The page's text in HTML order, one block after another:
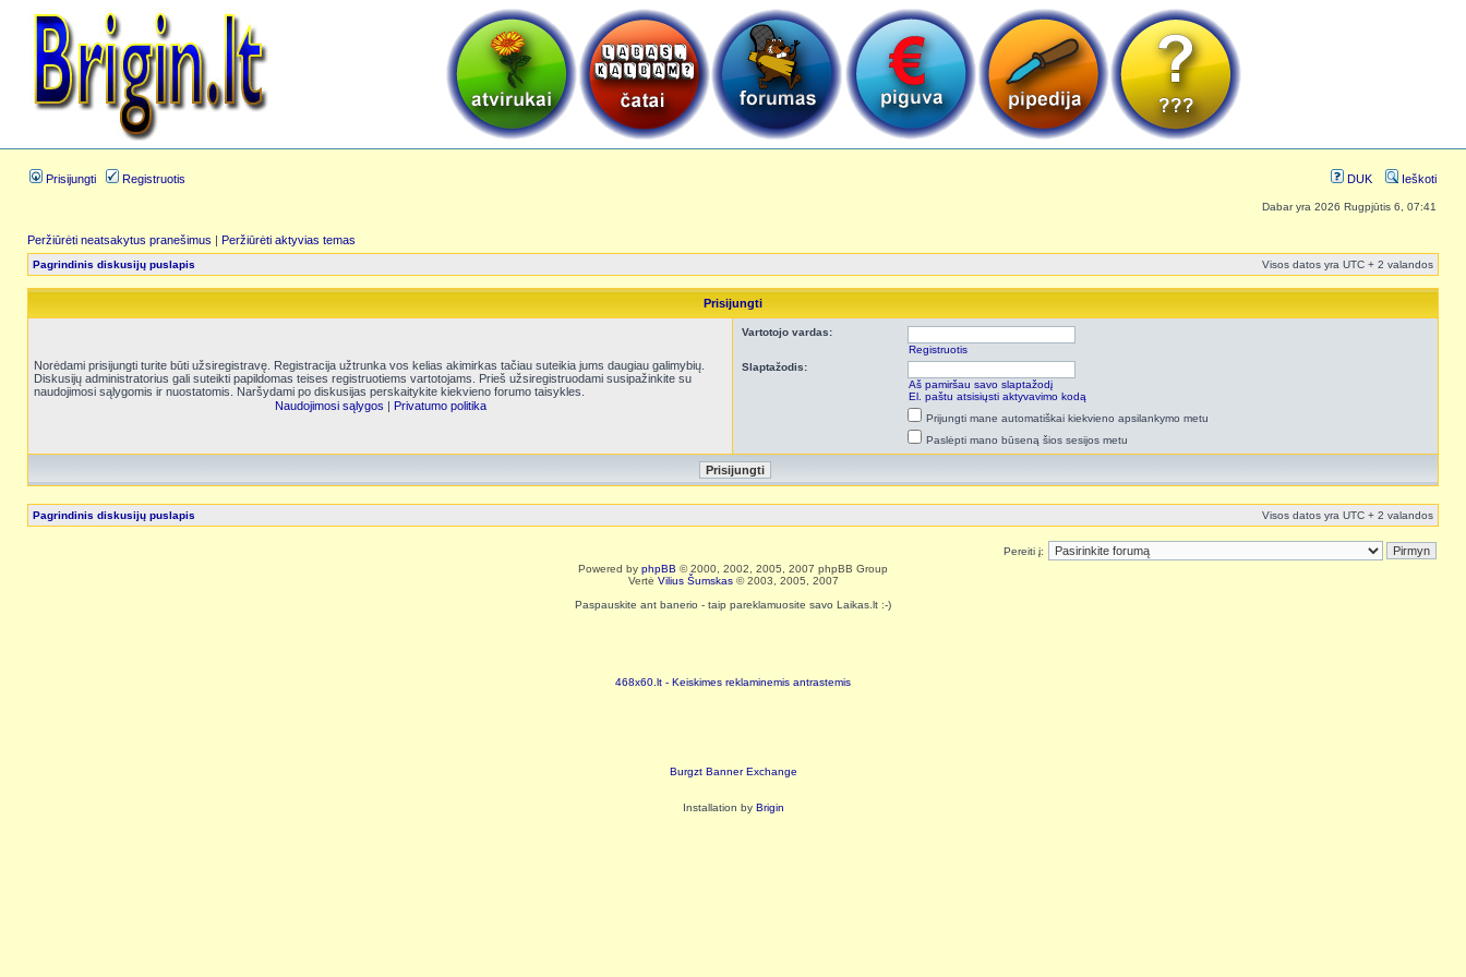
Prisijungti Registruotis DUK Ieškoti
Dabar yra 2026 Rugpjūtis 6, 07:41
Peržiūrėti neatsakytus pranešimus | Peržiūrėti aktyvias temas
Pagrindinis diskusijų puslapis Visos datos yra UTC + 2 valandos
Prisijungti
Norėdami prisijungti turite būti užsiregistravę. Registracija užtrunka vos kelias akimirkas tačiau suteikia jums daugiau galimybių.
Diskusijų administratorius gali suteikti papildomas teises registruotiems vartotojams. Prieš užsiregistruodami susipažinkite su
naudojimosi sąlygomis ir nuostatomis. Naršydami po diskusijas perskaitykite kiekvieno forumo taisykles.
Naudojimosi sąlygos | Privatumo politika
Vartotojo vardas:
Registruotis
Slaptažodis:
Aš pamiršau savo slaptažodį
El. paštu atsisiųsti aktyvavimo kodą
Prijungti mane automatiškai kiekvieno apsilankymo metu
Paslėpti mano būseną šios sesijos metu
Pagrindinis diskusijų puslapis Visos datos yra UTC + 2 valandos
Pereiti į:
Powered by phpBB © 2000, 2002, 2005, 2007 phpBB Group
Vertė Vilius Šumskas© 2003, 2005, 2007
Paspauskite ant banerio - taip pareklamuosite savo Laikas.lt :-)
468x60.lt - Keiskimes reklaminemis antrastemis
Burgzt Banner Exchange
Installation by Brigin